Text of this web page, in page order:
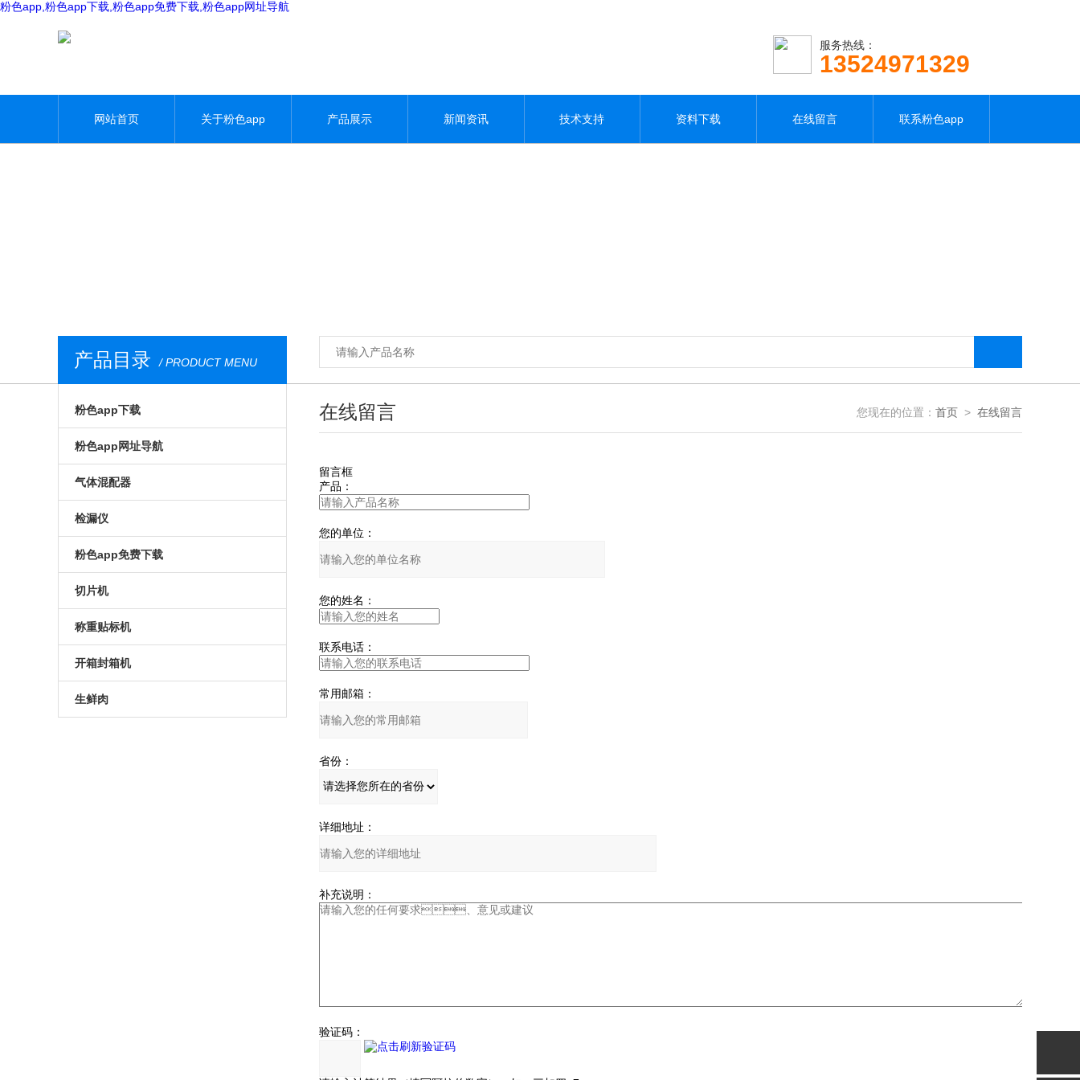
粉色app,粉色app下载,粉色app免费下载,粉色app网址导航
服务热线：
13524971329
网站首页 关于粉色app 产品展示 新闻资讯 技术支持 资料下载 在线留言 联系粉色app
产品目录 / PRODUCT MENU
粉色app下载
气调包装分析仪
安瓿瓶粉色app下载
西林瓶粉色app下载
荧光法粉色app下载
食品粉色app下载
便携式粉色app下载
进口粉色app下载
药品粉色app下载
粉色app网址导航
膜康分析仪
台式顶空气体分析仪
无损粉色app网址导航
荧光法粉色app网址导航
在线粉色app网址导航
食品包装粉色app网址导航
药品包装粉色app网址导航
气体混配器
气调包装气体混配器
机械旋钮式气体混配器
数字式气体混配器
食品包装气体混配器
检漏仪
透湿仪
透过率测试仪
在线检漏仪
包装检漏仪
无损包装检漏仪
粉色app免费下载
预制菜食品粉色app免费下载
气调粉色app免费下载
真空贴体粉色app免费下载
真空粉色app免费下载
切片机
全自动切片机
手动切片机
称重贴标机
入门级称重贴标机
高性能称重贴标机
开箱封箱机
套袋机
生鲜肉
在线留言 您现在的位置： 首页 > 在线留言
留言框
产品：
您的单位：
您的姓名：
联系电话：
常用邮箱：
省份：
详细地址：
补充说明：
验证码：